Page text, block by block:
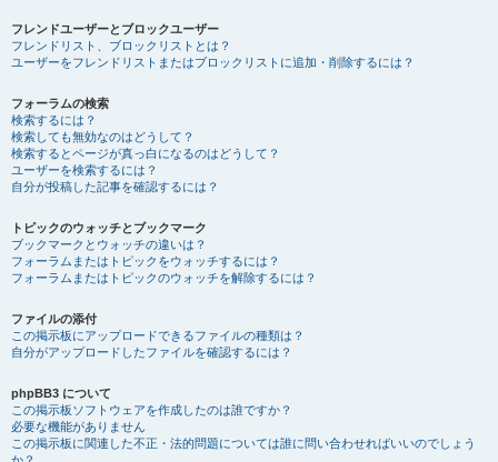
フレンドユーザーとブロックユーザー
フレンドリスト、ブロックリストとは？
ユーザーをフレンドリストまたはブロックリストに追加・削除するには？
フォーラムの検索
検索するには？
検索しても無効なのはどうして？
検索するとページが真っ白になるのはどうして？
ユーザーを検索するには？
自分が投稿した記事を確認するには？
トピックのウォッチとブックマーク
ブックマークとウォッチの違いは？
フォーラムまたはトピックをウォッチするには？
フォーラムまたはトピックのウォッチを解除するには？
ファイルの添付
この掲示板にアップロードできるファイルの種類は？
自分がアップロードしたファイルを確認するには？
phpBB3 について
この掲示板ソフトウェアを作成したのは誰ですか？
必要な機能がありません
この掲示板に関連した不正・法的問題については誰に問い合わせればいいのでしょう